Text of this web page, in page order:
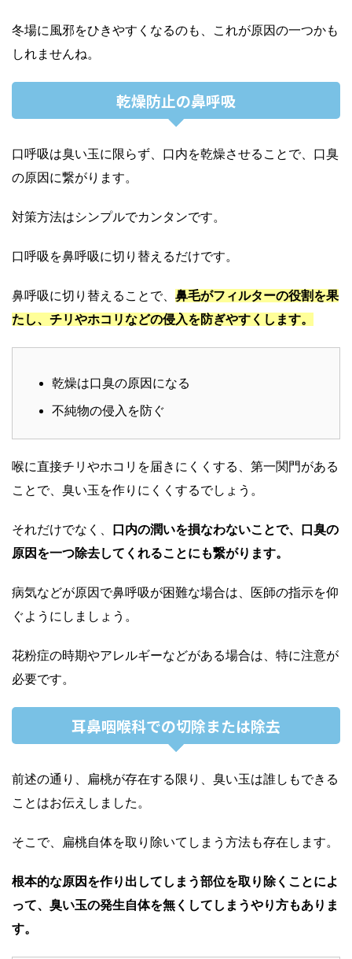
冬場に風邪をひきやすくなるのも、これが原因の一つかも
しれませんね。
乾燥防止の鼻呼吸
口呼吸は臭い玉に限らず、口内を乾燥させることで、口臭
の原因に繋がります。
対策方法はシンプルでカンタンです。
口呼吸を鼻呼吸に切り替えるだけです。
鼻呼吸に切り替えることで、 鼻毛がフィルターの役割を果
たし、チリやホコリなどの侵入を防ぎやすくします。
乾燥は口臭の原因になる
不純物の侵入を防ぐ
喉に直接チリやホコリを届きにくくする、第一関門がある
ことで、臭い玉を作りにくくするでしょう。
それだけでなく、
口内の潤いを損なわないことで、口臭の
原因を一つ除去してくれることにも繋がります。
病気などが原因で鼻呼吸が困難な場合は、医師の指示を仰
ぐようにしましょう。
花粉症の時期やアレルギーなどがある場合は、特に注意が
必要です。
耳鼻咽喉科での切除または除去
前述の通り、扁桃が存在する限り、臭い玉は誰しもできる
ことはお伝えしました。
そこで、扁桃自体を取り除いてしまう方法も存在します。
根本的な原因を作り出してしまう部位を取り除くことによ
って、臭い玉の発生自体を無くしてしまうやり方もありま
す。